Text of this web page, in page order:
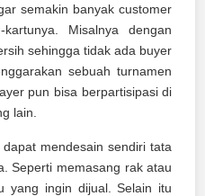
semakin banyak customer
Misalnya dengan
sehingga tidak ada buyer
sebuah turnamen
pun bisa berpartisipasi di
lain.
mendesain sendiri tata
Seperti memasang rak atau
yang ingin dijual. Selain itu